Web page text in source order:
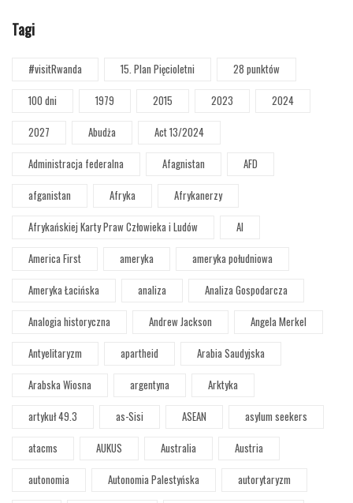
Tagi
#visitRwanda 15. Plan Pięcioletni
28 punktów
100 dni
1979 2015 2023
2024
2027
Abudża
Act 13/2024
Administracja federalna
Afagnistan
AFD
afganistan
Afryka
Afrykanerzy
Afrykańskiej Karty Praw Człowieka i Ludów
AI
America First
ameryka
ameryka południowa
Ameryka Łacińska
analiza
Analiza Gospodarcza
Analogia historyczna
Andrew Jackson
Angela Merkel
Antyelitaryzm
apartheid
Arabia Saudyjska
Arabska Wiosna
argentyna
Arktyka
artykuł 49.3
as-Sisi ASEAN
asylum seekers
atacms
AUKUS Australia
Austria
autonomia
Autonomia Palestyńska autorytaryzm